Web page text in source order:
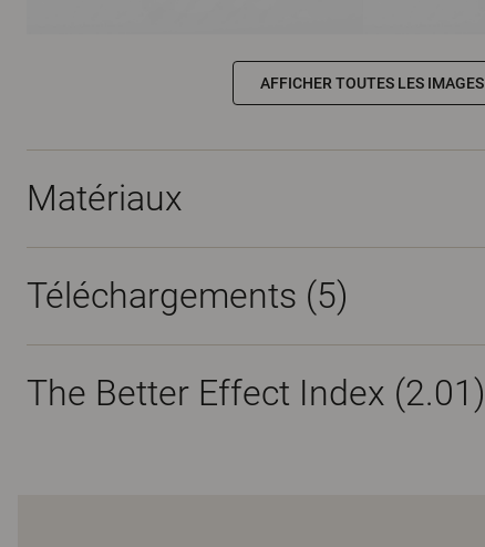
AFFICHER TOUTES LES IMAGES
Matériaux
Téléchargements (5)
The Better Effect Index (2.01)